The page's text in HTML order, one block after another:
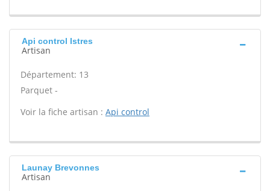
Api control Istres
Artisan
Département: 13
Parquet -
Voir la fiche artisan : Api control
Launay Brevonnes
Artisan